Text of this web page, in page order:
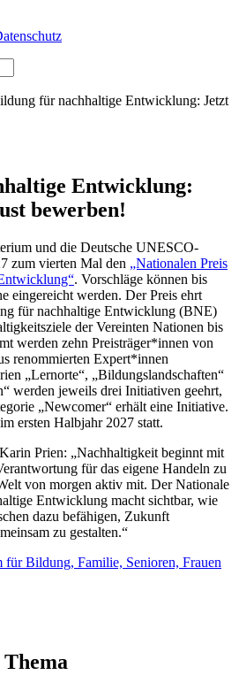
für nachhaltige Entwicklung: Jetzt
Entwicklung:
bewerben!
und die Deutsche UNESCO-
zum vierten Mal den „Nationalen Preis
. Vorschläge können bis
eingereicht werden. Der Preis ehrt
für nachhaltige Entwicklung (BNE)
der Vereinten Nationen bis
werden zehn Preisträger*innen von
renommierten Expert*innen
„Lernorte“, „Bildungslandschaften“
werden jeweils drei Initiativen geehrt,
„Newcomer“ erhält eine Initiative.
ersten Halbjahr 2027 statt.
Prien: „Nachhaltigkeit beginnt mit
für das eigene Handeln zu
von morgen aktiv mit. Der Nationale
Entwicklung macht sichtbar, wie
dazu befähigen, Zukunft
zu gestalten.“
für Bildung, Familie, Senioren, Frauen